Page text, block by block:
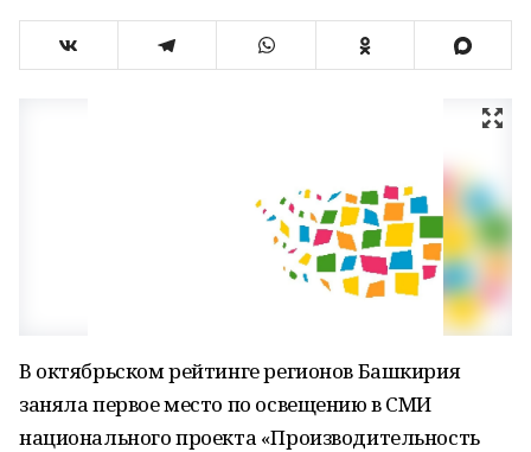
В октябрьском рейтинге регионов Башкирия
заняла первое место по освещению в СМИ
национального проекта «Производительность